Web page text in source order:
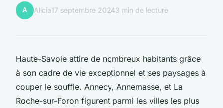
A Alicia17 septembre 20243 min de lecture
Haute-Savoie attire de nombreux habitants grâce
à son cadre de vie exceptionnel et ses paysages à
couper le souffle. Annecy, Annemasse, et La
Roche-sur-Foron figurent parmi les villes les plus